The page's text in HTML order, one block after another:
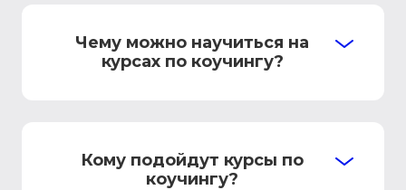
Чему можно научиться на
курсах по коучингу?
Кому подойдут курсы по
коучингу?